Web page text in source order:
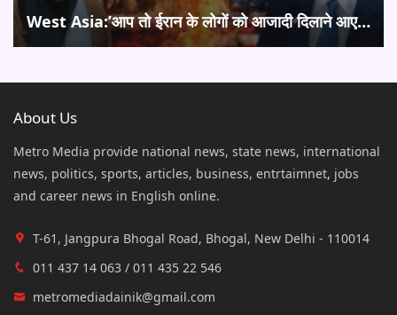
West Asia:’आप तो ईरान के लोगों को आजादी दिलाने आए…
About Us
Metro Media provide national news, state news, international
news, politics, sports, articles, business, entrtaimnet, jobs
and career news in English online.
T-61, Jangpura Bhogal Road, Bhogal, New Delhi - 110014
011 437 14 063 / 011 435 22 546
metromediadainik@gmail.com